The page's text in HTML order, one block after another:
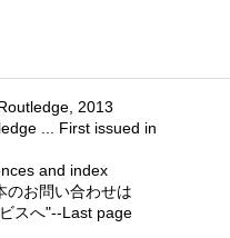
2013
... First issued in
and index
のお問い合わせは
スへ"--Last page